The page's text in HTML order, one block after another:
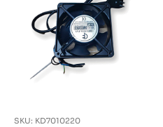
SKU: KD7010220